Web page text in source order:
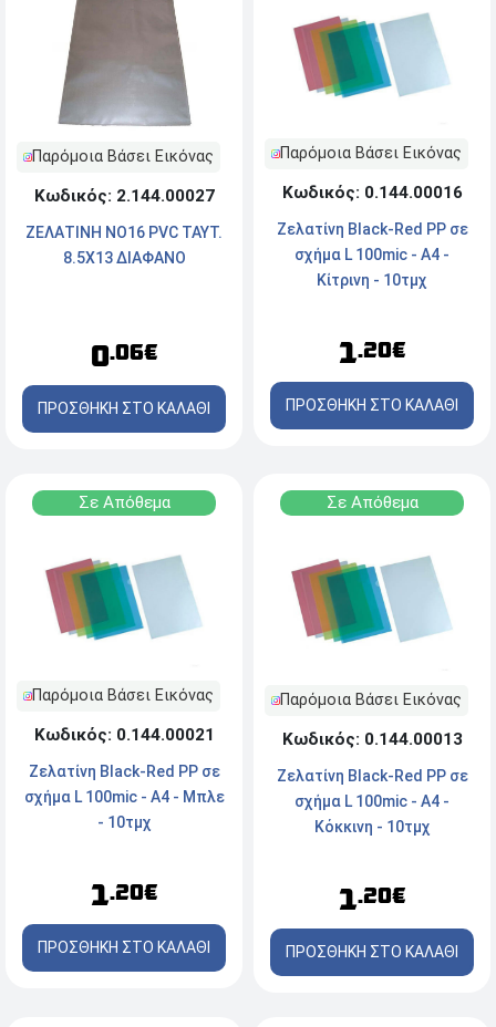
Παρόμοια Βάσει Εικόνας
Κωδικός: 2.144.00027
ΖΕΛΑΤΙΝΗ NO16 PVC TAYT.
8.5X13 ΔΙΑΦΑΝΟ
0.06€
ΠΡΟΣΘΗΚΗ ΣΤΟ ΚΑΛΑΘΙ
Παρόμοια Βάσει Εικόνας
Κωδικός: 0.144.00016
Zελατίνη Black-Red PP σε
σχήμα L 100mic - A4 -
Κίτρινη - 10τμχ
1.20€
ΠΡΟΣΘΗΚΗ ΣΤΟ ΚΑΛΑΘΙ
Σε Απόθεμα
Παρόμοια Βάσει Εικόνας
Κωδικός: 0.144.00021
Zελατίνη Black-Red PP σε
σχήμα L 100mic - A4 - Μπλε
- 10τμχ
1.20€
ΠΡΟΣΘΗΚΗ ΣΤΟ ΚΑΛΑΘΙ
Σε Απόθεμα
Παρόμοια Βάσει Εικόνας
Κωδικός: 0.144.00013
Zελατίνη Black-Red PP σε
σχήμα L 100mic - A4 -
Κόκκινη - 10τμχ
1.20€
ΠΡΟΣΘΗΚΗ ΣΤΟ ΚΑΛΑΘΙ